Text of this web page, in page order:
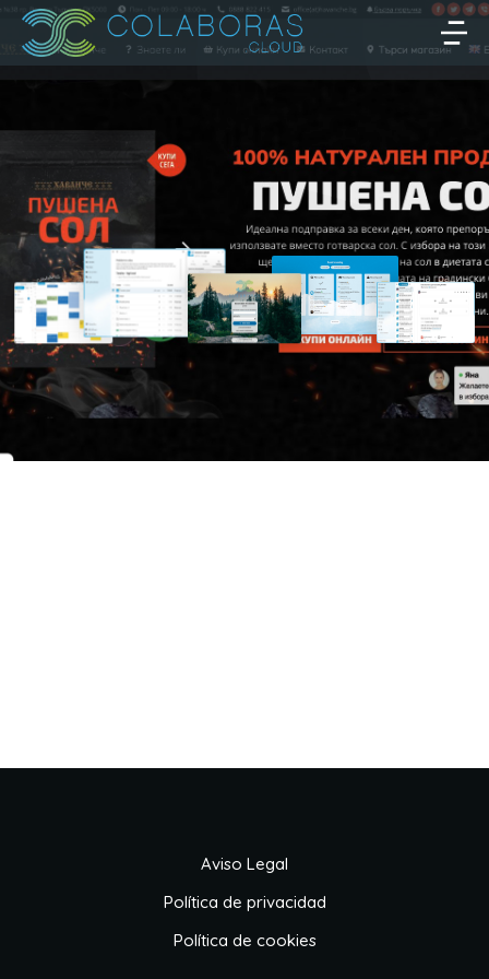
Aviso Legal
Política de privacidad
Política de cookies